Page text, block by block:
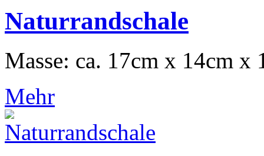
Naturrandschale
Masse: ca. 17cm x 14cm
Mehr